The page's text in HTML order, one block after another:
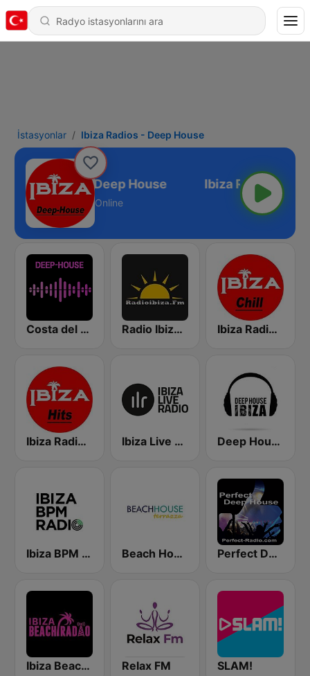
İstasyonlar Ibiza Radios - Deep House
Ibiza Radios - Deep House
Online
Costa del Mar Deep House Radio Ibiza FM Ibiza Radios - Chill
Ibiza Radios - Hits Ibiza Live Radio Deep House Ibiza
Ibiza BPM Radio Beach House Radio Terrazza Perfect Deep House
Ibiza Beach Radio Relax FM SLAM!